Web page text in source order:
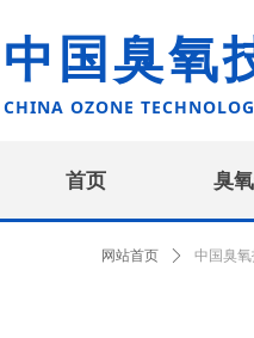
中国臭氧
CHINA OZONE
首页 臭
网站首页 ꄲ 中国臭氧